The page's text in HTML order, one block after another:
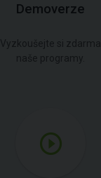
Demoverze
Vyzkoušejte si zdarma
naše programy.